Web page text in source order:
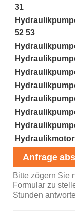
31
52 53
Anfrage
Bitte zögern Sie
Formular zu
Stunden